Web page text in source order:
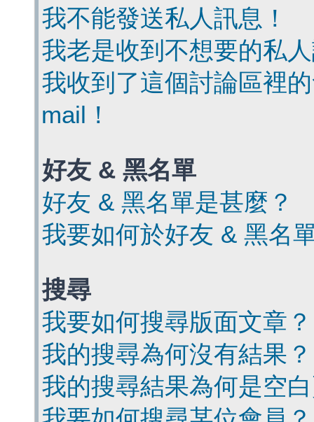
我不能發送私人訊息！
我老是收到不想要的私
我收到了這個討論區裡
mail！
好友 & 黑名單
好友 & 黑名單是甚麼？
我要如何於好友 & 黑名
搜尋
我要如何搜尋版面文章？
我的搜尋為何沒有結果？
我的搜尋結果為何是空